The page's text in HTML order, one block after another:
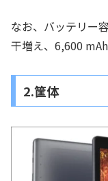
なお、バッテリー
干増え、6,600 mAh
2.筐体